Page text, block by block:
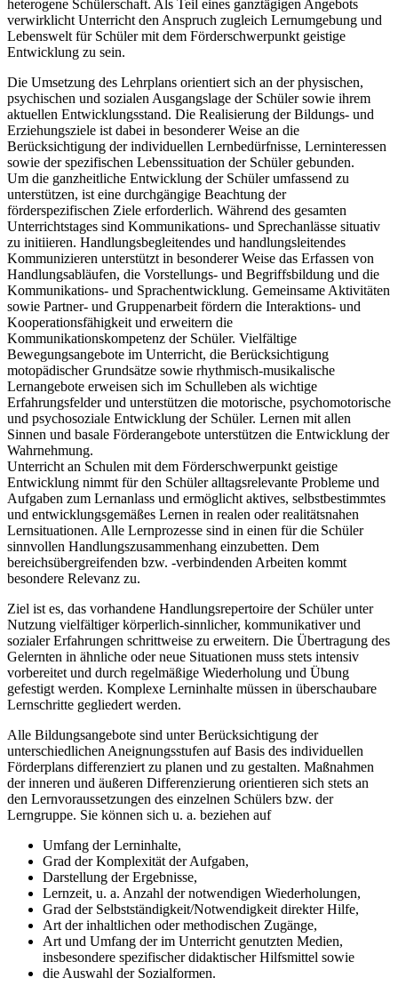
heterogene Schülerschaft. Als Teil eines ganztägigen Angebots
verwirklicht Unterricht den Anspruch zugleich Lernumgebung und
Lebenswelt für Schüler mit dem Förderschwerpunkt geistige
Entwicklung zu sein.
Die Umsetzung des Lehrplans orientiert sich an der physischen,
psychischen und sozialen Ausgangslage der Schüler sowie ihrem
aktuellen Entwicklungsstand. Die Realisierung der Bildungs- und
Erziehungsziele ist dabei in besonderer Weise an die
Berücksichtigung der individuellen Lernbedürfnisse, Lerninteressen
sowie der spezifischen Lebenssituation der Schüler gebunden.
Um die ganzheitliche Entwicklung der Schüler umfassend zu
unterstützen, ist eine durchgängige Beachtung der
förderspezifischen Ziele erforderlich. Während des gesamten
Unterrichtstages sind Kommunikations- und Sprechanlässe situativ
zu initiieren. Handlungsbegleitendes und handlungsleitendes
Kommunizieren unterstützt in besonderer Weise das Erfassen von
Handlungsabläufen, die Vorstellungs- und Begriffsbildung und die
Kommunikations- und Sprachentwicklung. Gemeinsame Aktivitäten
sowie Partner- und Gruppenarbeit fördern die Interaktions- und
Kooperationsfähigkeit und erweitern die
Kommunikationskompetenz der Schüler. Vielfältige
Bewegungsangebote im Unterricht, die Berücksichtigung
motopädischer Grundsätze sowie rhythmisch-musikalische
Lernangebote erweisen sich im Schulleben als wichtige
Erfahrungsfelder und unterstützen die motorische, psychomotorische
und psychosoziale Entwicklung der Schüler. Lernen mit allen
Sinnen und basale Förderangebote unterstützen die Entwicklung der
Wahrnehmung.
Unterricht an Schulen mit dem Förderschwerpunkt geistige
Entwicklung nimmt für den Schüler alltagsrelevante Probleme und
Aufgaben zum Lernanlass und ermöglicht aktives, selbstbestimmtes
und entwicklungsgemäßes Lernen in realen oder realitätsnahen
Lernsituationen. Alle Lernprozesse sind in einen für die Schüler
sinnvollen Handlungszusammenhang einzubetten. Dem
bereichsübergreifenden bzw. -verbindenden Arbeiten kommt
besondere Relevanz zu.
Ziel ist es, das vorhandene Handlungsrepertoire der Schüler unter
Nutzung vielfältiger körperlich-sinnlicher, kommunikativer und
sozialer Erfahrungen schrittweise zu erweitern. Die Übertragung des
Gelernten in ähnliche oder neue Situationen muss stets intensiv
vorbereitet und durch regelmäßige Wiederholung und Übung
gefestigt werden. Komplexe Lerninhalte müssen in überschaubare
Lernschritte gegliedert werden.
Alle Bildungsangebote sind unter Berücksichtigung der
unterschiedlichen Aneignungsstufen auf Basis des individuellen
Förderplans differenziert zu planen und zu gestalten. Maßnahmen
der inneren und äußeren Differenzierung orientieren sich stets an
den Lernvoraussetzungen des einzelnen Schülers bzw. der
Lerngruppe. Sie können sich u. a. beziehen auf
Umfang der Lerninhalte,
Grad der Komplexität der Aufgaben,
Darstellung der Ergebnisse,
Lernzeit, u. a. Anzahl der notwendigen Wiederholungen,
Grad der Selbstständigkeit/Notwendigkeit direkter Hilfe,
Art der inhaltlichen oder methodischen Zugänge,
Art und Umfang der im Unterricht genutzten Medien,
insbesondere spezifischer didaktischer Hilfsmittel sowie
die Auswahl der Sozialformen.